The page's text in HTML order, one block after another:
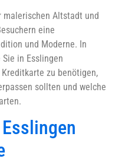
malerischen Altstadt und
eine
und Moderne. In
in Esslingen
zu benötigen,
sollten und welche